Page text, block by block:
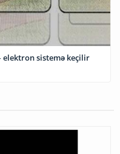
elektron sistemə keçilir